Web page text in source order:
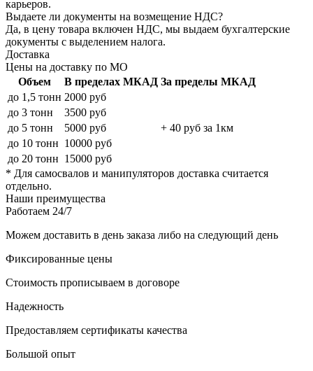
карьеров.
Выдаете ли документы на возмещение НДС?
Да, в цену товара включен НДС, мы выдаем бухгалтерские
документы с выделением налога.
Доставка
Цены на доставку по МО
Объем
В пределах МКАД За пределы МКАД
до 1,5 тонн 2000 руб
+ 40 руб за 1км
до 3 тонн
3500 руб
до 5 тонн
5000 руб
до 10 тонн 10000 руб
до 20 тонн 15000 руб
* Для самосвалов и манипуляторов доставка считается
отдельно.
Наши преимущества
Работаем 24/7
Можем доставить в день заказа либо на следующий день
Фиксированные цены
Стоимость прописываем в договоре
Надежность
Предоставляем сертификаты качества
Большой опыт